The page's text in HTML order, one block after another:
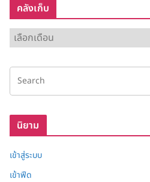
คลังเก็บ
ลั
ง
ก็
นิยาม
เข้าสู่ระบบ
เข้าฟีด